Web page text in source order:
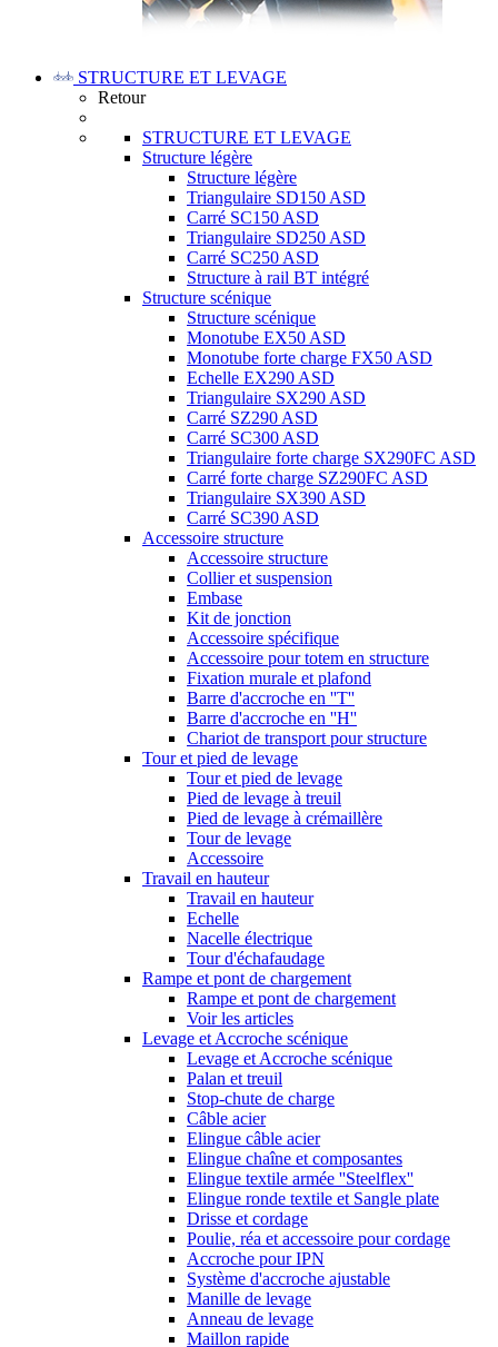
STRUCTURE ET LEVAGE
Retour
STRUCTURE ET LEVAGE
Structure légère
Structure légère
Triangulaire SD150 ASD
Carré SC150 ASD
Triangulaire SD250 ASD
Carré SC250 ASD
Structure à rail BT intégré
Structure scénique
Structure scénique
Monotube EX50 ASD
Monotube forte charge FX50 ASD
Echelle EX290 ASD
Triangulaire SX290 ASD
Carré SZ290 ASD
Carré SC300 ASD
Triangulaire forte charge SX290FC ASD
Carré forte charge SZ290FC ASD
Triangulaire SX390 ASD
Carré SC390 ASD
Accessoire structure
Accessoire structure
Collier et suspension
Embase
Kit de jonction
Accessoire spécifique
Accessoire pour totem en structure
Fixation murale et plafond
Barre d'accroche en ''T''
Barre d'accroche en ''H''
Chariot de transport pour structure
Tour et pied de levage
Tour et pied de levage
Pied de levage à treuil
Pied de levage à crémaillère
Tour de levage
Accessoire
Travail en hauteur
Travail en hauteur
Echelle
Nacelle électrique
Tour d'échafaudage
Rampe et pont de chargement
Rampe et pont de chargement
Voir les articles
Levage et Accroche scénique
Levage et Accroche scénique
Palan et treuil
Stop-chute de charge
Câble acier
Elingue câble acier
Elingue chaîne et composantes
Elingue textile armée ''Steelflex''
Elingue ronde textile et Sangle plate
Drisse et cordage
Poulie, réa et accessoire pour cordage
Accroche pour IPN
Système d'accroche ajustable
Manille de levage
Anneau de levage
Maillon rapide